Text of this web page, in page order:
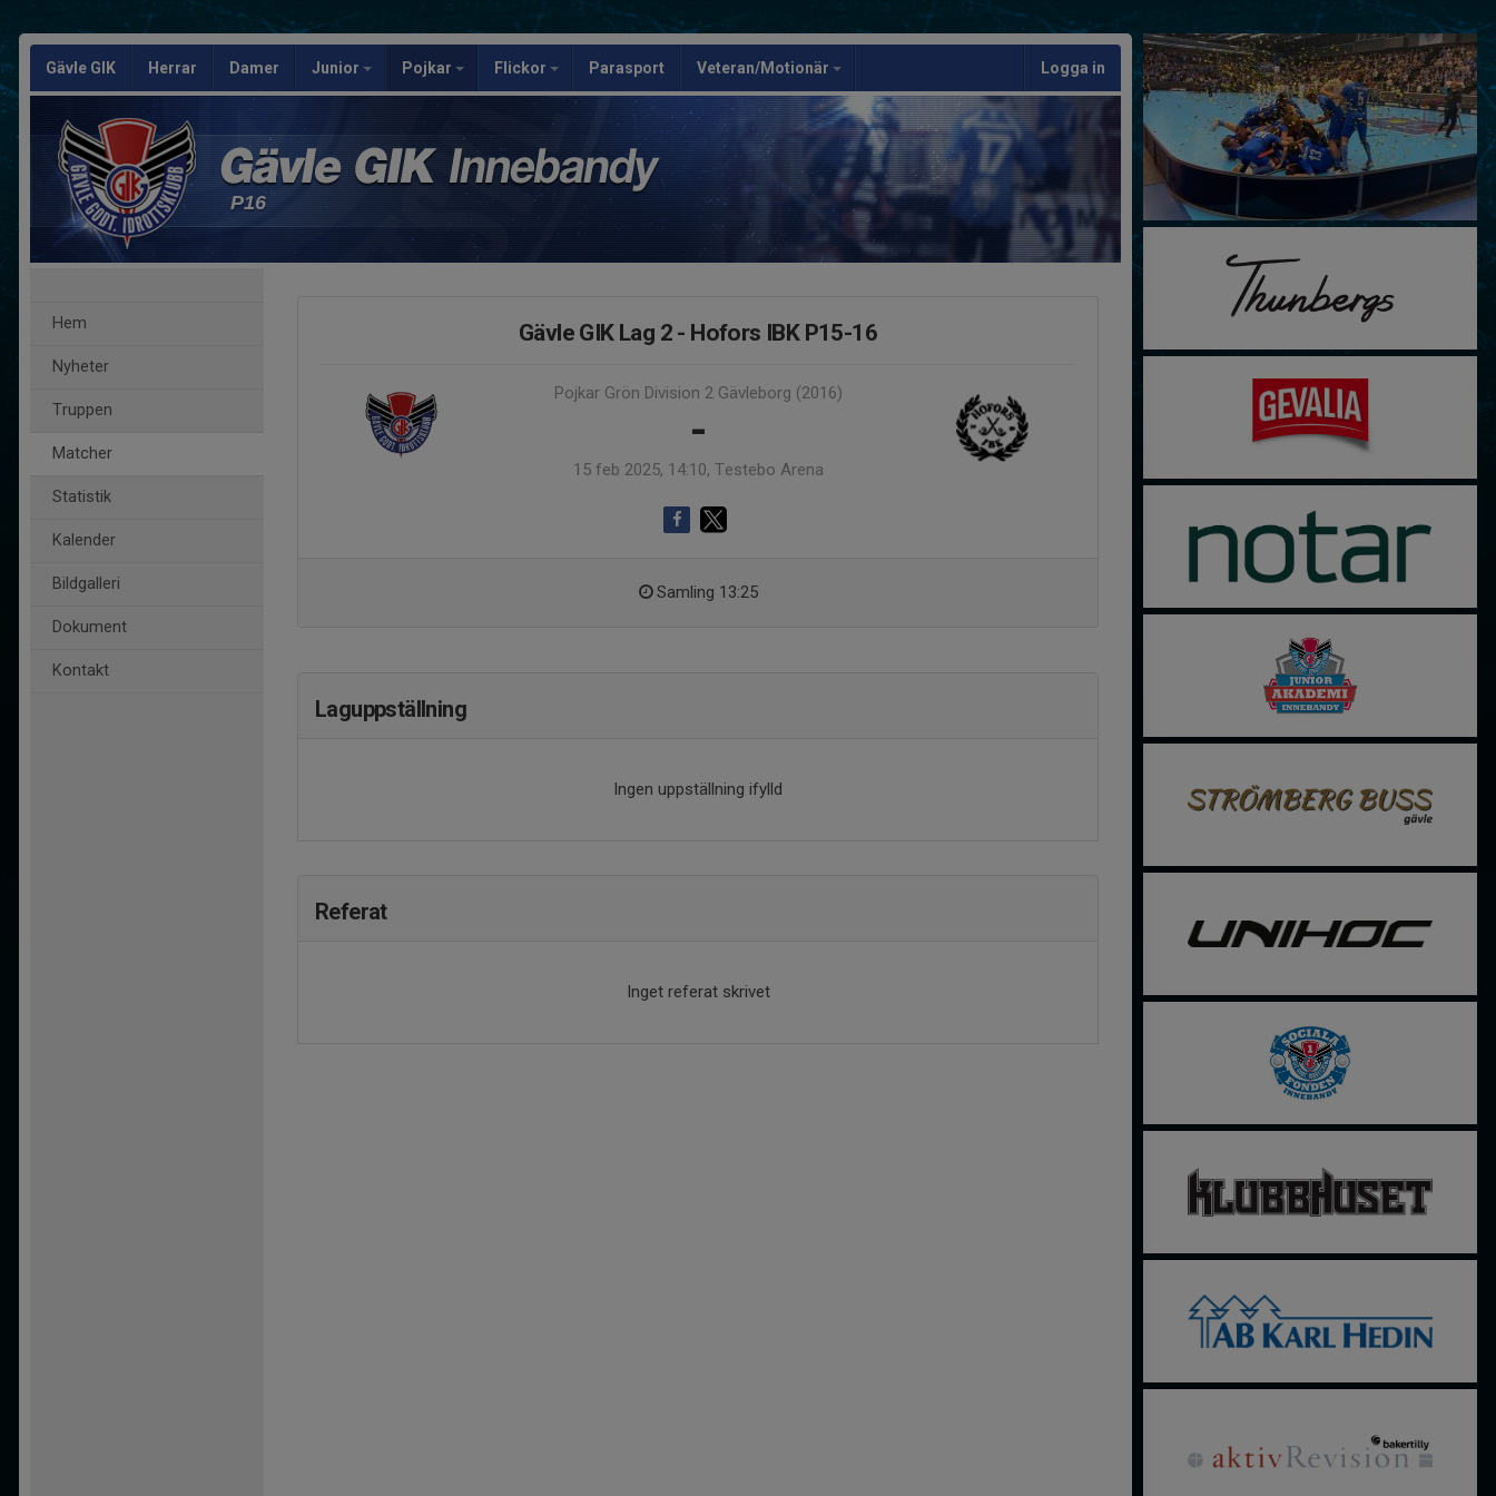
Gävle GIK Herrar Damer Junior Pojkar Flickor Parasport Veteran/Motionär Logga in
P16
Hem
Nyheter
Truppen
Matcher
Statistik
Kalender
Bildgalleri
Dokument
Kontakt
Gävle GIK Lag 2 - Hofors IBK P15-16
Pojkar Grön Division 2 Gävleborg (2016)
-
15 feb 2025, 14:10, Testebo Arena
Samling 13:25
Laguppställning
Ingen uppställning ifylld
Referat
Inget referat skrivet